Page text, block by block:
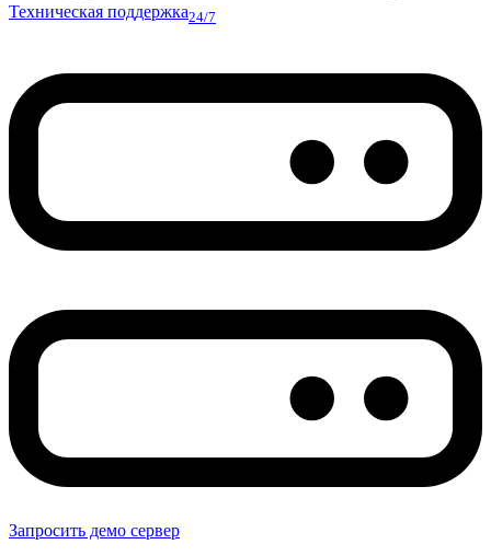
Техническая поддержка24/7
Запросить демо сервер